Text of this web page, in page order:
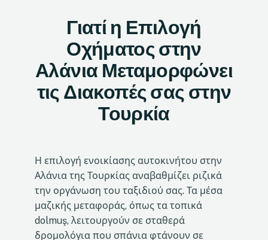
Γιατί η Επιλογή
Οχήματος στην
Αλάνια Μεταμορφώνει
τις Διακοπές σας στην
Τουρκία
Η επιλογή ενοικίασης αυτοκινήτου στην
Αλάνια της Τουρκίας αναβαθμίζει ριζικά
την οργάνωση του ταξιδιού σας. Τα μέσα
μαζικής μεταφοράς, όπως τα τοπικά
dolmuş, λειτουργούν σε σταθερά
δρομολόγια που σπάνια φτάνουν σε